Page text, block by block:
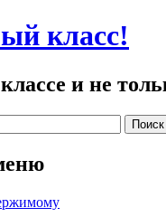
класс!
и не